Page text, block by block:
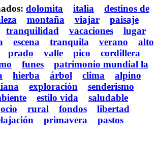
dolomita italia
destinos de
montaña viajar
paisaje
tranquilidad vacaciones
lugar
escena tranquila verano
alto
prado valle pico
cordillera
funes
patrimonio mundial la
hierba árbol clima
alpino
exploración
senderismo
estilo vida
saludable
ocio rural fondos
libertad
primavera pastos